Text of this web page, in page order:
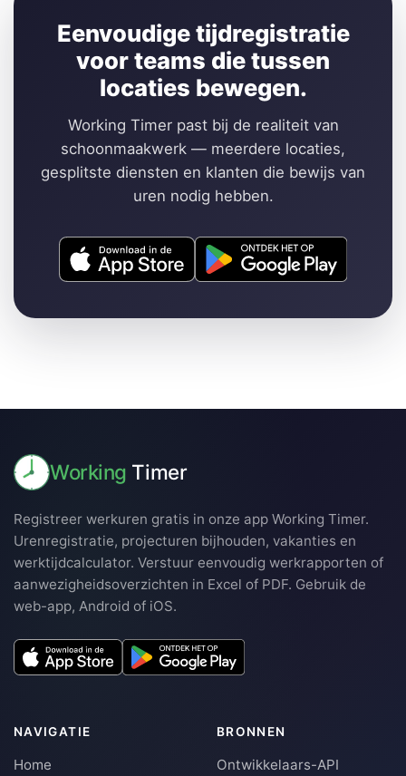
Eenvoudige tijdregistratie
voor teams die tussen
locaties bewegen.
Working Timer past bij de realiteit van
schoonmaakwerk — meerdere locaties,
gesplitste diensten en klanten die bewijs van
uren nodig hebben.
Working Timer
Registreer werkuren gratis in onze app Working Timer.
Urenregistratie, projecturen bijhouden, vakanties en
werktijdcalculator. Verstuur eenvoudig werkrapporten of
aanwezigheidsoverzichten in Excel of PDF. Gebruik de
web-app, Android of iOS.
NAVIGATIE
Home
BRONNEN
Ontwikkelaars-API